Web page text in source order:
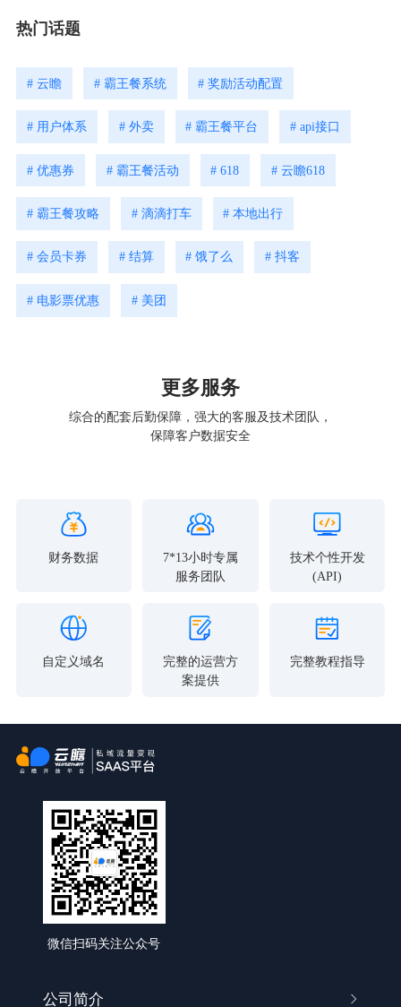
热门话题
# 云瞻 # 霸王餐系统 # 奖励活动配置
# 用户体系 # 外卖 # 霸王餐平台 # api接口
# 优惠券 # 霸王餐活动 # 618 # 云瞻618
# 霸王餐攻略 # 滴滴打车 # 本地出行
# 会员卡券 # 结算 # 饿了么 # 抖客
# 电影票优惠 # 美团
更多服务
综合的配套后勤保障，强大的客服及技术团队，
保障客户数据安全
财务数据
7*13小时专属
服务团队
技术个性开发
(API)
自定义域名
完整的运营方
案提供
完整教程指导
微信扫码关注公众号
公司简介